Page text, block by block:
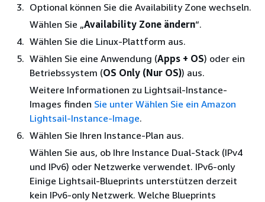
Optional können Sie die Availability Zone wechseln.
Wählen Sie „Availability Zone ändern“.
Wählen Sie die Linux-Plattform aus.
Wählen Sie eine Anwendung (Apps + OS) oder ein
Betriebssystem (OS Only (Nur OS)) aus.
Weitere Informationen zu Lightsail-Instance-
Images finden Sie unter Wählen Sie ein Amazon
Lightsail-Instance-Image.
Wählen Sie Ihren Instance-Plan aus.
Wählen Sie aus, ob Ihre Instance Dual-Stack (IPv4
und IPv6) oder Netzwerke verwendet. IPv6-only
Einige Lightsail-Blueprints unterstützen derzeit
kein IPv6-only Netzwerk. Welche Blueprints